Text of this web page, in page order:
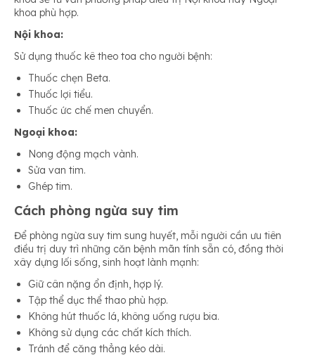
khoa phù hợp.
Nội khoa:
Sử dụng thuốc kê theo toa cho người bệnh:
Thuốc chẹn Beta.
Thuốc lợi tiểu.
Thuốc ức chế men chuyển.
Ngoại khoa:
Nong động mạch vành.
Sửa van tim.
Ghép tim.
Cách phòng ngừa suy tim
Để phòng ngừa suy tim sung huyết, mỗi người cần ưu tiên
điều trị duy trì những căn bệnh mãn tính sẵn có, đồng thời
xây dựng lối sống, sinh hoạt lành mạnh:
Giữ cân nặng ổn định, hợp lý.
Tập thể dục thể thao phù hợp.
Không hút thuốc lá, không uống rượu bia.
Không sử dụng các chất kích thích.
Tránh để căng thẳng kéo dài.